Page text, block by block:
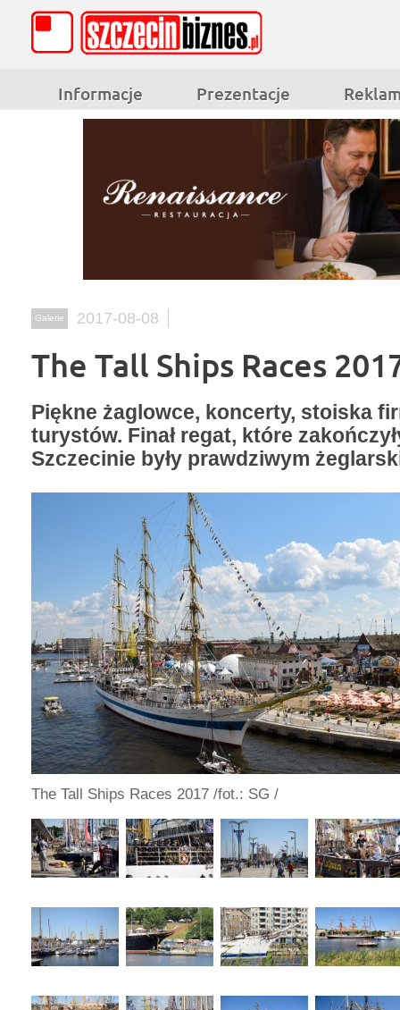
Informacje Prezentacje
Galerie 2017-08-08
The Tall Ships Races
Piękne żaglowce, koncerty, stoiska
turystów. Finał regat, które
Szczecinie były prawdziwym
The Tall Ships Races 2017 /fot.: SG /